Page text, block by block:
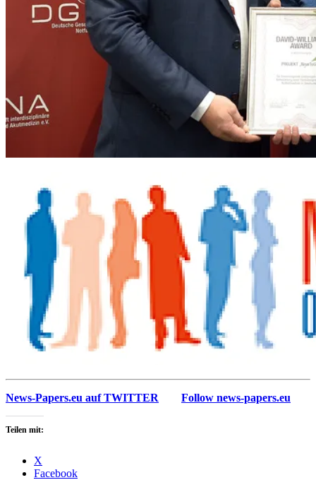
News-Papers.eu auf TWITTER Follow news-papers.eu
Teilen mit:
X
Facebook